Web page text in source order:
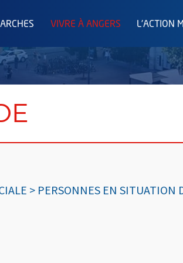
VIVRE À ANGERS L'ACTION
> PERSONNES EN SITUATION